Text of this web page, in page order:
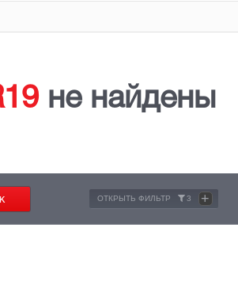
не найдены
ОТКРЫТЬ ФИЛЬТР 3 +